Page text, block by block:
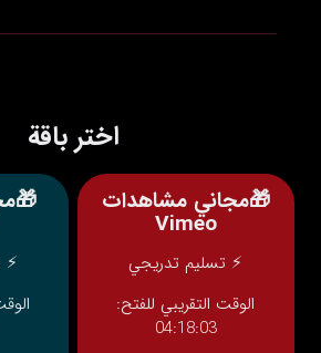
اختر باقة
🎁مجاني مشاهدات
Vimeo
⚡ تسليم تدريجي
الوقت التقريبي للفتح:
04:18:03